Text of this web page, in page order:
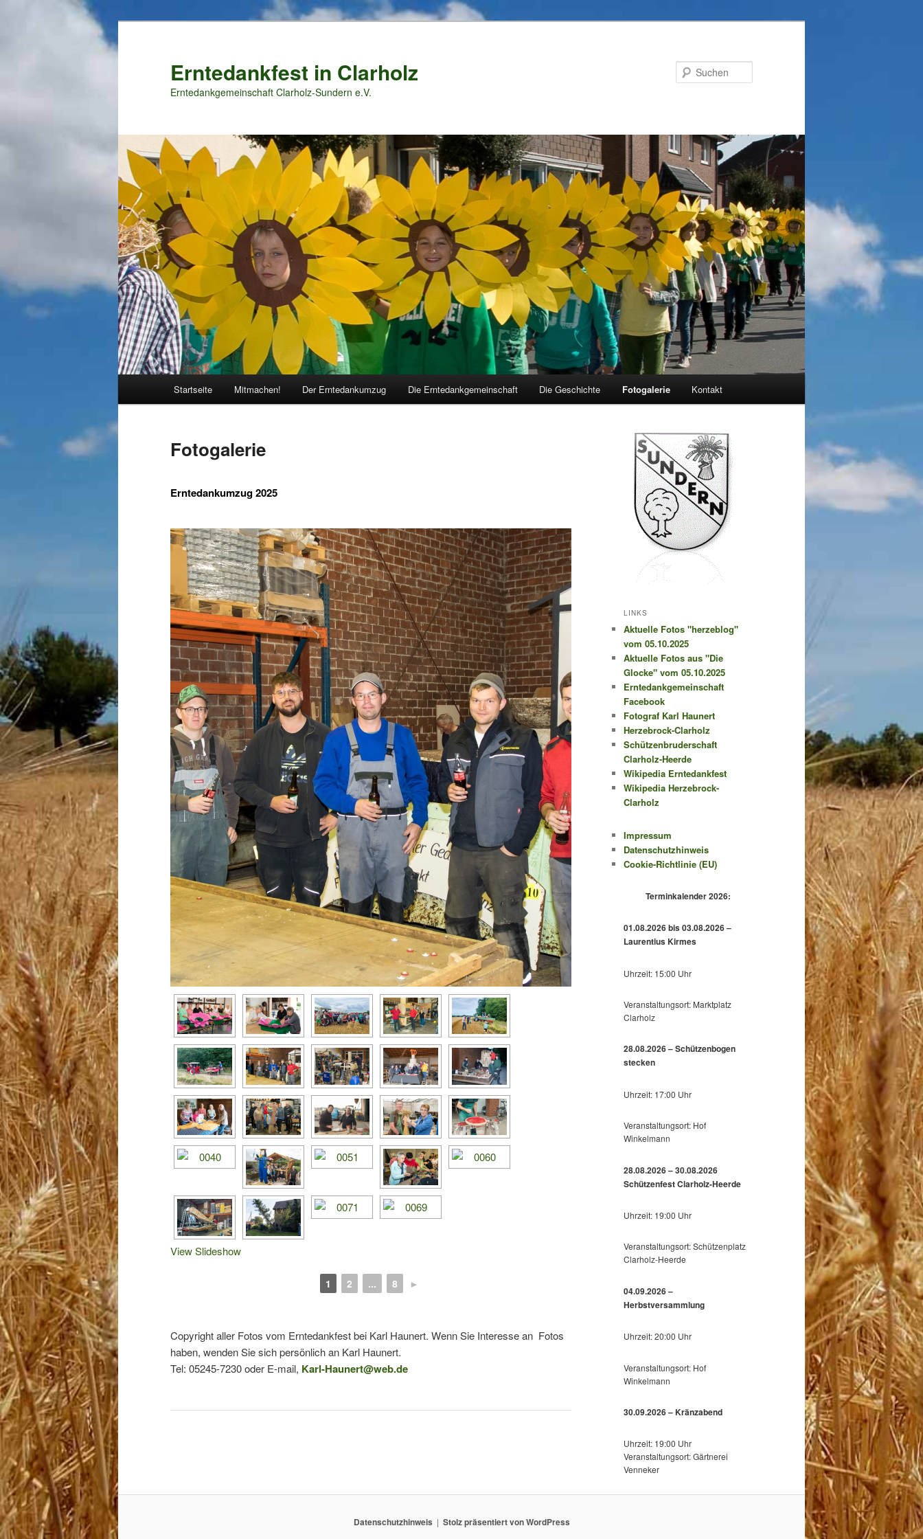
Erntedankfest in Clarholz
Erntedankgemeinschaft Clarholz-Sundern e.V.
Startseite Mitmachen! Der Erntedankumzug Die Erntedankgemeinschaft Die Geschichte Fotogalerie Kontakt
Fotogalerie
Erntedankumzug 2025
View Slideshow
1 2 ... 8 ►
Copyright aller Fotos vom Erntedankfest bei Karl Haunert. Wenn Sie Interesse an Fotos
haben, wenden Sie sich persönlich an Karl Haunert.
Tel: 05245-7230 oder E-mail, Karl-Haunert@web.de
LINKS
Aktuelle Fotos "herzeblog"
vom 05.10.2025
Aktuelle Fotos aus "Die
Glocke" vom 05.10.2025
Erntedankgemeinschaft
Facebook
Fotograf Karl Haunert
Herzebrock-Clarholz
Schützenbruderschaft
Clarholz-Heerde
Wikipedia Erntedankfest
Wikipedia Herzebrock-
Clarholz
Impressum
Datenschutzhinweis
Cookie-Richtlinie (EU)
Terminkalender 2026:
01.08.2026 bis 03.08.2026 –
Laurentius Kirmes
Uhrzeit: 15:00 Uhr
Veranstaltungsort: Marktplatz
Clarholz
28.08.2026 – Schützenbogen
stecken
Uhrzeit: 17:00 Uhr
Veranstaltungsort: Hof
Winkelmann
28.08.2026 – 30.08.2026
Schützenfest Clarholz-Heerde
Uhrzeit: 19:00 Uhr
Veranstaltungsort: Schützenplatz
Clarholz-Heerde
04.09.2026 –
Herbstversammlung
Uhrzeit: 20:00 Uhr
Veranstaltungsort: Hof
Winkelmann
30.09.2026 – Kränzabend
Uhrzeit: 19:00 Uhr
Veranstaltungsort: Gärtnerei
Venneker
Datenschutzhinweis Stolz präsentiert von WordPress